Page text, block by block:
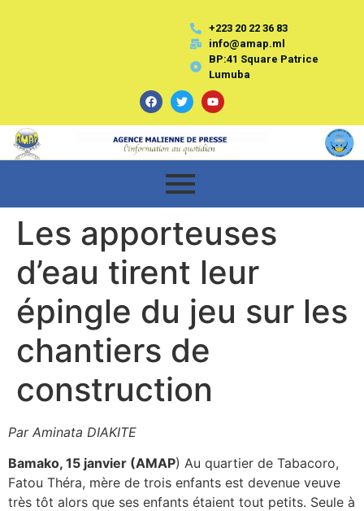
+223 20 22 36 83
info@amap.ml
BP:41 Square Patrice
Lumuba
Les apporteuses
d’eau tirent leur
épingle du jeu sur les
chantiers de
construction
Par Aminata DIAKITE
Bamako, 15 janvier (AMAP) Au quartier de Tabacoro,
Fatou Théra, mère de trois enfants est devenue veuve
très tôt alors que ses enfants étaient tout petits. Seule à